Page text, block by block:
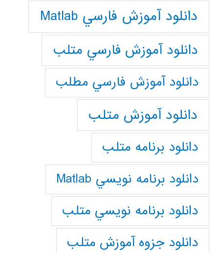
دانلود آموزش فارسي Matlab
دانلود آموزش فارسي متلب
دانلود آموزش فارسي مطلب
دانلود آموزش متلب
دانلود برنامه متلب
دانلود برنامه نويسي Matlab
دانلود برنامه نويسي متلب
دانلود جزوه آموزش متلب